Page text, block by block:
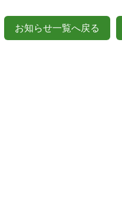
お知らせ一覧へ戻る